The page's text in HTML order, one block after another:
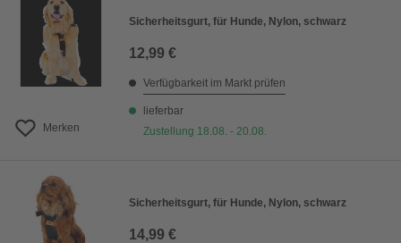
Merken
Sicherheitsgurt, für Hunde, Nylon, schwarz
12,99 €
Verfügbarkeit im Markt prüfen
lieferbar
Zustellung 18.08. - 20.08.
Sicherheitsgurt, für Hunde, Nylon, schwarz
14,99 €